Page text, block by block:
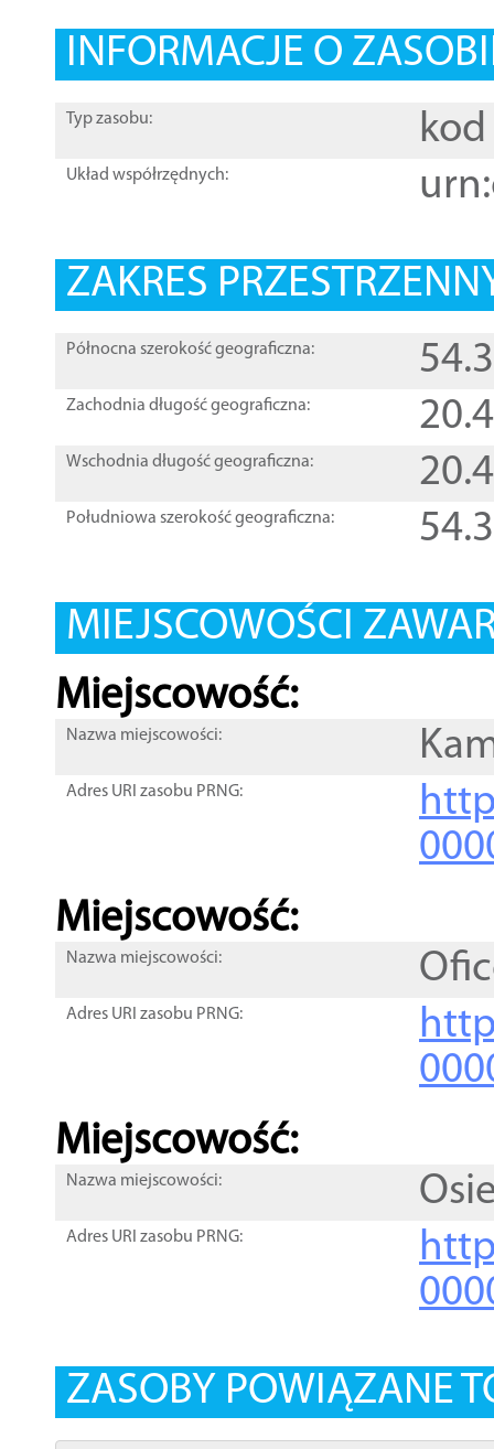
INFORMACJE O
Typ zasobu: kod
Układ współrzędnych:
ZAKRES
Północna szerokość geograficzna:
Zachodnia długość geograficzna:
Wschodnia długość geograficzna:
Południowa szerokość geograficzna:
MIEJSCOWOŚCI
Miejscowość:
Nazwa miejscowości:
Adres URI zasobu PRNG:
Miejscowość:
Nazwa miejscowości:
Adres URI zasobu PRNG:
Miejscowość:
Nazwa miejscowości:
Adres URI zasobu PRNG:
ZASOBY POWIĄZANE